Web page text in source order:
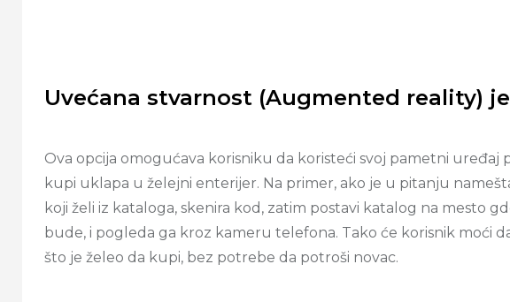
Uvećana stvarnost (Augmented reality)
Ova opcija omogućava korisniku da koristeći svoj pametni uređaj
kupi uklapa u želejni enterijer. Na primer, ako je u pitanju
koji želi iz kataloga, skenira kod, zatim postavi katalog na mesto
bude, i pogleda ga kroz kameru telefona. Tako će korisnik moći
što je želeo da kupi, bez potrebe da potroši novac.